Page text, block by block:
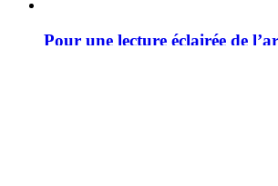
Pour une lecture éclairée de